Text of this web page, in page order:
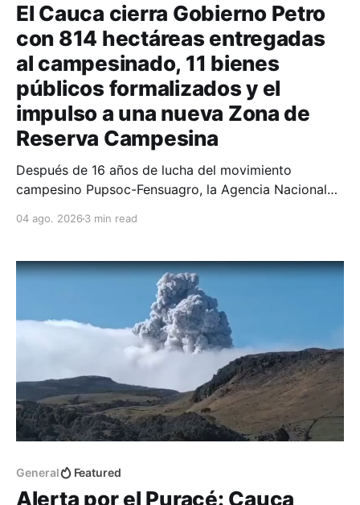
El Cauca cierra Gobierno Petro
con 814 hectáreas entregadas
al campesinado, 11 bienes
públicos formalizados y el
impulso a una nueva Zona de
Reserva Campesina
Después de 16 años de lucha del movimiento
campesino Pupsoc-Fensuagro, la Agencia Nacional
de las reivindicaciones históricas de esta
04 ago. 2026 3 min read
General Featured
Alerta por el Puracé: Cauca